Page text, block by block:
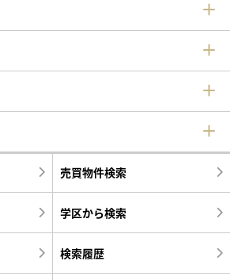
売買物件検索
学区から検索
検索履歴